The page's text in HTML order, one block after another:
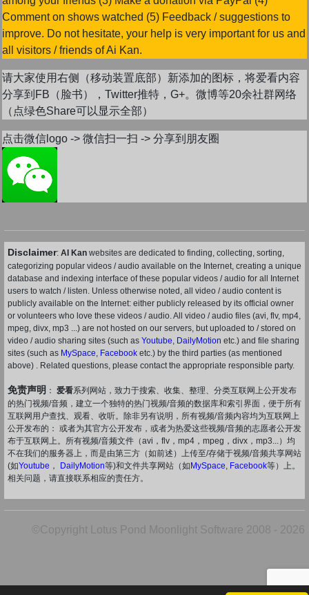
Comment on shows watched (5) Feedback / suggestions to
improve. Do not hesitate, your help is very important for us and
all visitors / friends of Ai Kan.
请大家使用右侧（移动装置底部）新添加的图标，将爱看内容
分享到FB（脸书），Twitter推特，G+。微博等20余社群网络
（点绿色Share可以显示全部）
点击微信logo -> 微信扫一扫 -> 分享到朋友圈
Disclaimer: AI Kan websites are dedicated to finding, collecting, sorting,
categorizing popular videos / audio available on the Internet, creating a unique
database and indexing interface of these popular videos / audio for all Internet
users to watch / listen. Unless otherwise noted, all video / audio content is
publicly available on the Internet: either publicly released by its official owner
or volunteers who love these videos / audio. All video / audio files (avi, flv, mp4,
mpeg, divx, mp3 ...) are not hosted on our servers, but uploaded to / stored on
video / audio sharing sites (such as Youtube DailyMotion etc.) and file sharing
sites (such as MySpace Facebook etc.) by the third parties (as mentioned
above) . Related questions, please contact the appropriate responsible party.
免责声明 ： 爱看系列网站，致力于搜索、收集、整理、分类互联网上公开发布
的热门视频/音频，建立一个独特的热门视频/音频的数据库和索引界面，便于所有
互联网用户查找、观看、收听。除非另有说明，所有视频/音频内容均为互联网上
公开发布的： 或者为其官方公开发布，或者为热爱这些视频/音频的志愿者公开发
布于互联网上。所有视频/音频文件（avi，flv，mp4，mpeg，divx，mp3...）均
不在我们的服务器上，而是由第三方（如前述）上传至/存储于视频/音频共享网站
(如Youtube ， DailyMotion等)和文件共享网站（如MySpace Facebook等）上。
相关问题，请直接联系相应的责任方。
©Copyright Lotus Pond Moonlight Software 2008 - 2026